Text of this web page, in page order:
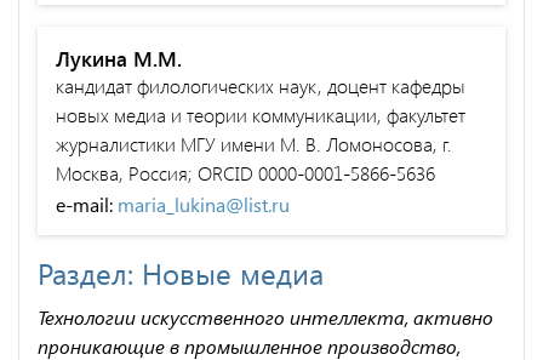
Лукина М.М.
кандидат филологических наук, доцент кафедры
новых медиа и теории коммуникации, факультет
журналистики МГУ имени М. В. Ломоносова, г.
Москва, Россия; ORCID 0000-0001-5866-5636
e-mail: maria_lukina@list.ru
Раздел: Новые медиа
Технологии искусственного интеллекта, активно
проникающие в промышленное производство,